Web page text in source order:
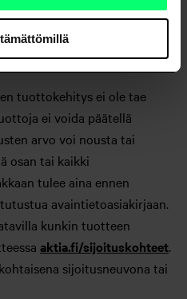
tuottokehitys ei ole tae
ei voida päätellä
arvo voi nousta tai
osan tai kaikki
tulee aina ennen
avaintietoasiakirjaan.
kunkin tuotteen
aktia.fi/sijoituskohteet.
sijoitusneuvona tai